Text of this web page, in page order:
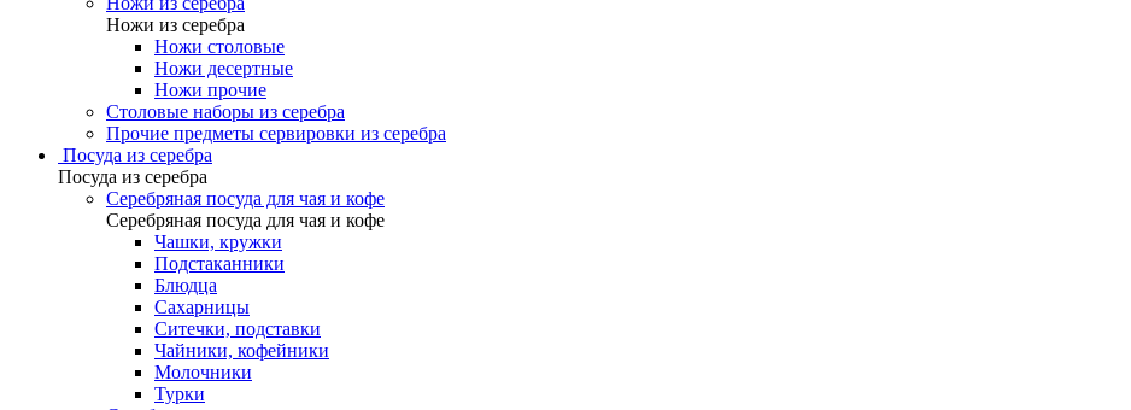
Ножи из серебра
Ножи столовые
Ножи десертные
Ножи прочие
Столовые наборы из серебра
Прочие предметы сервировки из серебра
Посуда из серебра
Посуда из серебра
Серебряная посуда для чая и кофе
Серебряная посуда для чая и кофе
Чашки, кружки
Подстаканники
Блюдца
Сахарницы
Ситечки, подставки
Чайники, кофейники
Молочники
Турки